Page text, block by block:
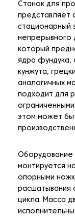
Станок для
представляет
стационарный
непрерывного
который
ядра фундука,
кунжута,
аналогичных
подходит для
этом может
Оборудование
монтируется
опорными
расшатывания
цикла. Масса